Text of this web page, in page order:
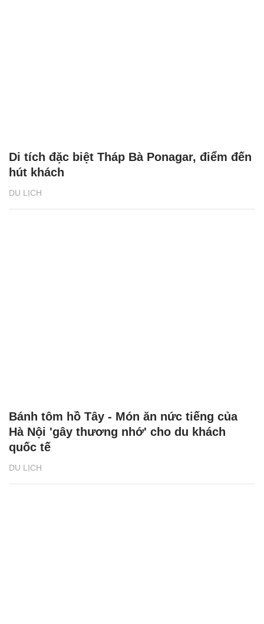
DU LỊCH
Di tích đặc biệt Tháp Bà Ponagar, điểm đến
hút khách
DU LỊCH
Bánh tôm hồ Tây - Món ăn nức tiếng của
Hà Nội 'gây thương nhớ' cho du khách
quốc tế